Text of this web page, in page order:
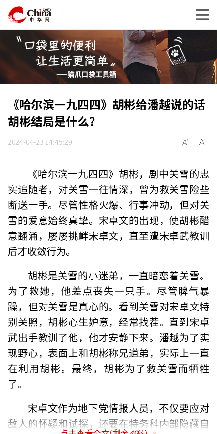
《哈尔滨一九四四》胡彬给潘越说的话
胡彬结局是什么？
2024-04-23 14:45:29
《哈尔滨一九四四》胡彬，剧中关雪的忠
实追随者，对关雪一往情深，曾为救关雪险些
断送一手。尽管性格火爆、行事冲动，但对关
雪的爱意始终真挚。宋卓文的出现，使胡彬醋
意翻涌，屡屡挑衅宋卓文，直至遭宋卓武教训
后才收敛行为。
胡彬是关雪的小迷弟，一直暗恋着关雪。
为了救她，他差点丧失一只手。尽管脾气暴
躁，但对关雪是真心的。看到关雪对宋卓文特
别关照，胡彬心生妒意，经常找茬。直到宋卓
武出手教训了他，他才安静下来。潘越为了实
现野心，表面上和胡彬称兄道弟，实际上一直
在利用胡彬。最终，胡彬为了救关雪而牺牲
了。
宋卓文作为地下党情报人员，不仅要应对
敌人的怀疑和试探，还要在特务科内部隐藏自